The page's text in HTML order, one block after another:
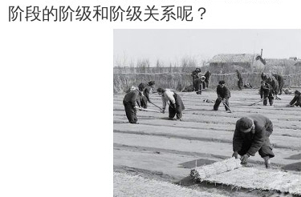
阶段的阶级和阶级关系呢？